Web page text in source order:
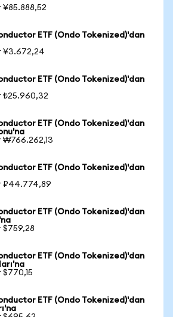
¥85.888,52
ETF (Ondo Tokenized)'dan
¥3.672,24
ETF (Ondo Tokenized)'dan
₺25.960,32
ETF (Ondo Tokenized)'dan
₩766.262,13
ETF (Ondo Tokenized)'dan
₽44.774,89
ETF (Ondo Tokenized)'dan
$759,28
ETF (Ondo Tokenized)'dan
$770,15
ETF (Ondo Tokenized)'dan